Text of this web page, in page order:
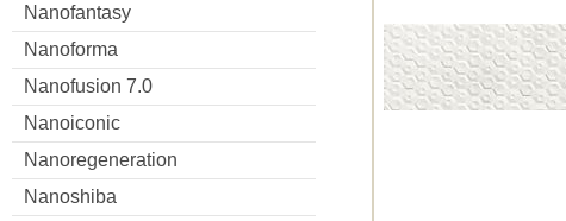
Nanofantasy
Nanoforma
Nanofusion 7.0
Nanoiconic
Nanoregeneration
Nanoshiba